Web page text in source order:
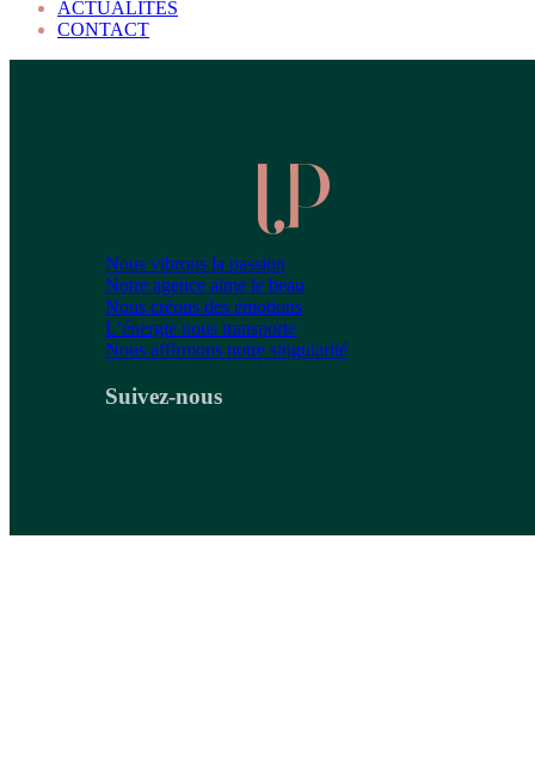
ACTUALITÉS
CONTACT
Nous vibrons la passion
Notre agence aime le beau
Nous créons des émotions
L’énergie nous transporte
Nous affirmons notre singularité
Suivez-nous